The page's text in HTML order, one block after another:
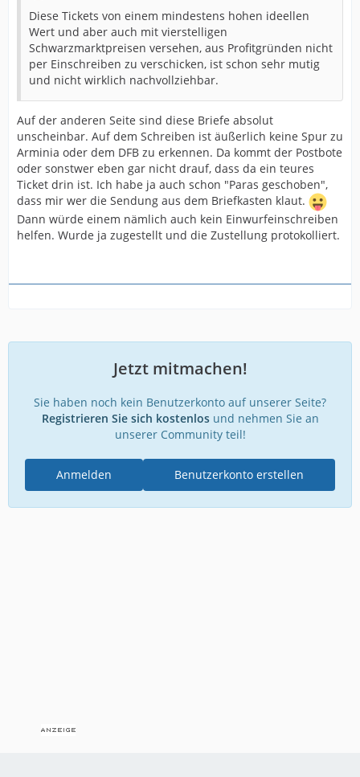
Diese Tickets von einem mindestens hohen ideellen
Wert und aber auch mit vierstelligen
Schwarzmarktpreisen versehen, aus Profitgründen nicht
per Einschreiben zu verschicken, ist schon sehr mutig
und nicht wirklich nachvollziehbar.
Auf der anderen Seite sind diese Briefe absolut
unscheinbar. Auf dem Schreiben ist äußerlich keine Spur zu
Arminia oder dem DFB zu erkennen. Da kommt der Postbote
oder sonstwer eben gar nicht drauf, dass da ein teures
Ticket drin ist. Ich habe ja auch schon "Paras geschoben",
dass mir wer die Sendung aus dem Briefkasten klaut.
Dann würde einem nämlich auch kein Einwurfeinschreiben
helfen. Wurde ja zugestellt und die Zustellung protokolliert.
Jetzt mitmachen!
Sie haben noch kein Benutzerkonto auf unserer Seite?
Registrieren Sie sich kostenlosund nehmen Sie an
unserer Community teil!
Benutzerkonto erstellen
Anmelden